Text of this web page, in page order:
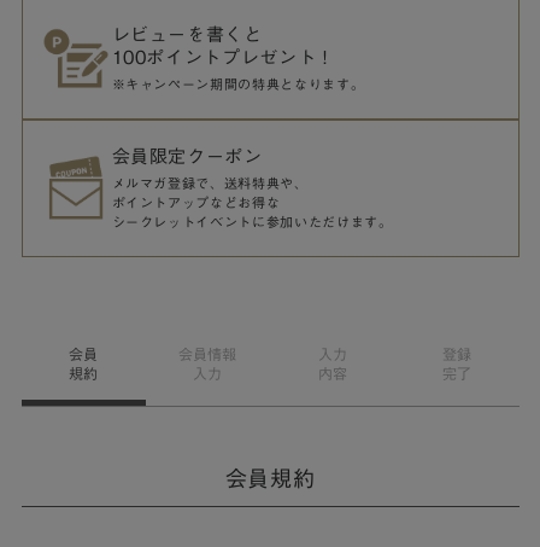
レビューを書くと
100ポイントプレゼント！
※キャンペーン期間の特典となります。
会員限定クーポン
メルマガ登録で、送料特典や、
ポイントアップなどお得な
シークレットイベントに参加いただけます。
会員
規約
会員情報
入力
入力
内容
登録
完了
会員規約